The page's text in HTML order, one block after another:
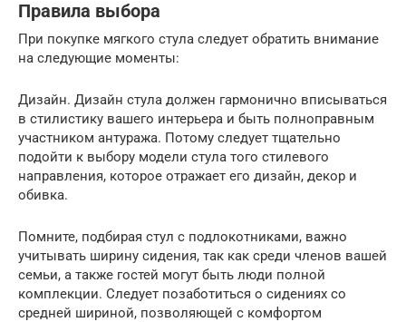
Правила выбора
При покупке мягкого стула следует обратить внимание
на следующие моменты:
Дизайн. Дизайн стула должен гармонично вписываться
в стилистику вашего интерьера и быть полноправным
участником антуража. Потому следует тщательно
подойти к выбору модели стула того стилевого
направления, которое отражает его дизайн, декор и
обивка.
Помните, подбирая стул с подлокотниками, важно
учитывать ширину сидения, так как среди членов вашей
семьи, а также гостей могут быть люди полной
комплекции. Следует позаботиться о сидениях со
средней шириной, позволяющей с комфортом